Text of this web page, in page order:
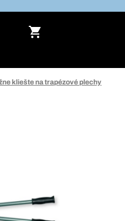
kliešte na trapézové plechy